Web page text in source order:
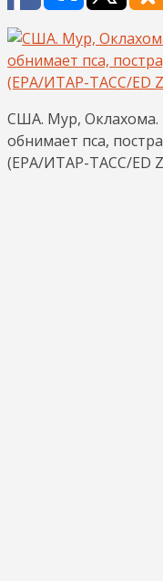
США. Мур, Оклахома.
обнимает пса,
(EPA/ИТАР-ТАСС/ED